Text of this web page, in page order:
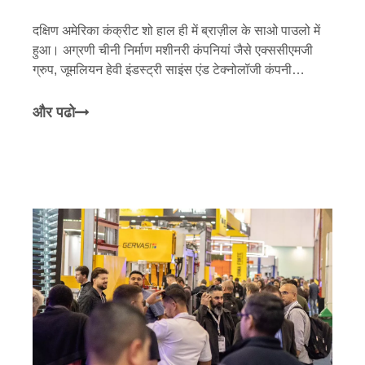
दक्षिण अमेरिका कंक्रीट शो हाल ही में ब्राज़ील के साओ पाउलो में
हुआ। अग्रणी चीनी निर्माण मशीनरी कंपनियां जैसे एक्ससीएमजी
ग्रुप, जूमलियन हेवी इंडस्ट्री साइंस एंड टेक्नोलॉजी कंपनी
'छोटे विशाल' उद्यम समूह क्यूनफेंग मशीनरी के साथ, एक सामूहिक
और पढो